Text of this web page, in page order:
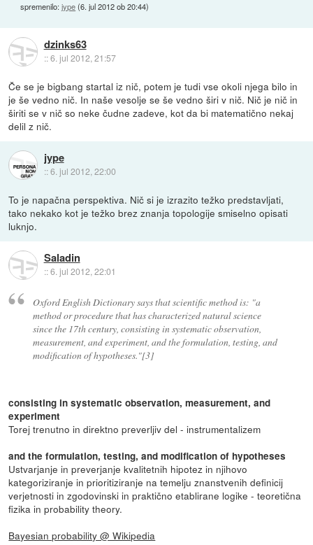
spremenilo:jype(6. jul 2012 ob 20:44)
dzinks63
::6. jul 2012, 21:57
Če se je bigbang startal iz nič, potem je tudi vse okoli njega bilo in
je še vedno nič. In naše vesolje se še vedno širi v nič. Nič je nič in
širiti se v nič so neke čudne zadeve, kot da bi matematično nekaj
delil z nič.
jype
::6. jul 2012, 22:00
To je napačna perspektiva. Nič si je izrazito težko predstavljati,
tako nekako kot je težko brez znanja topologije smiselno opisati
luknjo.
Saladin
::6. jul 2012, 22:01
Oxford English Dictionary says that scientific method is: "a
method or procedure that has characterized natural science
since the 17th century, consisting in systematic observation,
measurement, and experiment, and the formulation, testing, and
modification of hypotheses."[3]
consisting in systematic observation, measurement, and
experiment
Torej trenutno in direktno preverljiv del - instrumentalizem
and the formulation, testing, and modification of hypotheses
Ustvarjanje in preverjanje kvalitetnih hipotez in njihovo
kategoriziranje in prioritiziranje na temelju znanstvenih definicij
verjetnosti in zgodovinski in praktično etablirane logike - teoretična
fizika in probability theory.
Bayesian probability @ Wikipedia